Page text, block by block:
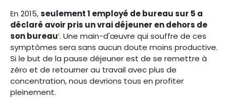
En 2015,seulement 1 employé de bureau sur 5 a
déclaré avoir pris un vrai déjeuner en dehors de
son bureau¹. Une main-d'œuvre qui souffre de ces
symptômes sera sans aucun doute moins productive.
Si le but de la pause déjeuner est de se remettre à
zéro et de retourner au travail avec plus de
concentration, nous devrions tous en profiter
pleinement.